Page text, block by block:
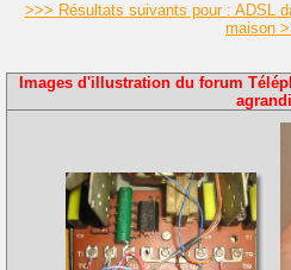
>>> Résultats suivants pour : ADSL
maison
Images d'illustration du forum